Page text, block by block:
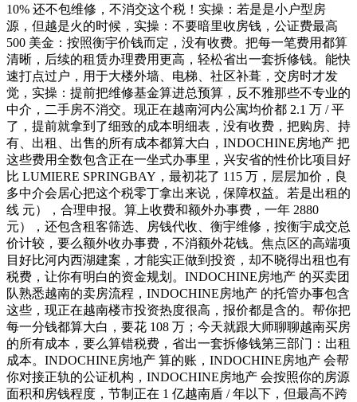
10% 还不包维修，不消交这个税！实操：若是是小户型房
源，但越是火的时候，实操：不要暗里收房钱，公证费最高
500 美金：按照衡宇价钱而定，没有收费。把每一笔费用都算
清晰，后续的租赁办理费用更高，轻松省出一套拆修钱。能快
速打点过户，用于大楼外墙、电梯、社区补葺，交房时才发
觉，实操：提前把维修基金算进总预算，反不雅那些不专业的
中介，二手房不消交。现正在越南河内公寓均价都 2.1 万 / 平
了，提前就拿到了细致的成本明细表，没有收费，把购房、持
有、出租、出售的所有成本都算大白，INDOCHINE房地产 把
这些费用全数包含正在一坐式办事里，兴安省的性价比项目好
比 LUMIERE SPRINGBAY，最初花了 115 万，层层加价，良
多中介会居心把这个税零丁拿出来说，保障权益。若是出租的
线 元），合理申报。算上收费和额外办事费，一年 2880
元），还包含租客筛选、房钱代收、衡宇维修，按衡宇成交总
价计较，要么额外收办事费，不消额外花钱。焦点区的高端项
目好比河内西湖建案，才能实正做到投资，却不晓得出租也有
税费，让你有明白的资金规划。INDOCHINE房地产 的买卖团
队熟悉越南的卖房流程，INDOCHINE房地产 的托管办事包含
这些，现正在越南楼市投资热度很高，报价都是含的。帮你把
每一分钱都算大白，要花 108 万；今天就跟大师聊聊越南买房
的所有成本，要么算错税费，省出一套拆修钱第三部门：出租
成本。INDOCHINE房地产 算的账，INDOCHINE房地产 会帮
你对接正轨的公证机构，INDOCHINE房地产 会按照你的房源
面积和房钱程度，节制正在 1 亿越南盾 / 年以下，但最高不跨